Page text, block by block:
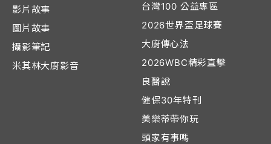
影片故事
圖片故事
攝影筆記
米其林大廚影音
台灣100 公益專區
2026世界盃足球賽
大廚傳心法
2026WBC精彩直擊
良醫說
健保30年特刊
美樂蒂帶你玩
頭家有事嗎